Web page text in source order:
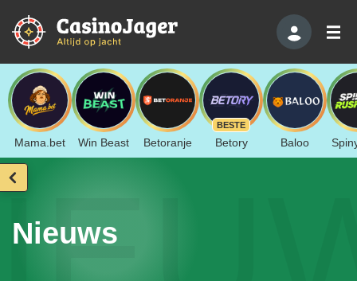
Mama.bet Win Beast Betoranje
BESTE
Betory Baloo
Nieuws